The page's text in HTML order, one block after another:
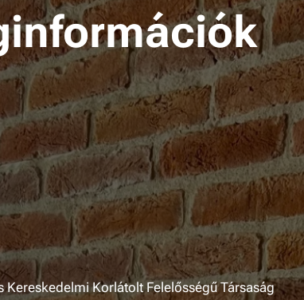
Kereskedelmi Korlátolt Felelősségű Társaság